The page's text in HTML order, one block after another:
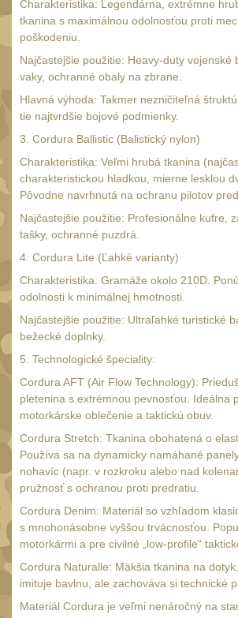
Svítilny pro
CR123A/16340 Li-Ion
baterie
Kapesní svítilny4
Svietidlá s magnetom2
Potápačské svietidlá
Laserové značkovače 9
Nabíjačky
Adaptér pro nabíječku 8
Akumulátory a baterie
14500 / AA / AAA4
16340 a CR1231
príslušenstvo
Náhradné diely
Nosiče plátů a vesty
Prilby 4
Opasky
Chrániče 10
Nášivky
Ponča a pláštěnky11
Charakteristika: Legendárna, extrémne
tkanina s maximálnou odolnosťou proti
poškodeniu.
Najčastejšie použitie: Heavy-duty vojenské
vaky, ochranné obaly na zbrane.
Hlavná výhoda: Takmer nezničiteľná
tie najtvrdšie bojové podmienky.
3. Cordura Ballistic (Balistický nylon)
Charakteristika: Veľmi hrubá tkanina
charakteristickou hladkou, mierne lesklou
Pôvodne navrhnutá na ochranu pilotov
Najčastejšie použitie: Profesionálne kufre,
tašky, ochranné puzdrá.
4. Cordura Lite (Ľahké varianty)
Charakteristika: Gramáže okolo 210D.
odolnosti k minimálnej hmotnosti.
Najčastejšie použitie: Ultraľahké turistické
bežecké doplnky.
5. Technologické špeciality:
Cordura AFT (Air Flow Technology):
pletenina s extrémnou pevnosťou. Ideálna
motorkárske oblečenie a taktickú obuv.
Cordura Stretch: Tkanina obohatená o
Používa sa na dynamicky namáhané
nohavíc (napr. v rozkroku alebo nad
pružnosť s ochranou proti predratiu.
Cordura Denim: Materiál so vzhľadom
s mnohonásobne vyššou trvácnosťou.
motorkármi a pre civilné „low-profile“
Cordura Naturalle: Mäkšia tkanina na
imituje bavlnu, ale zachováva si technické
Materiál Cordura je veľmi nenáročný na